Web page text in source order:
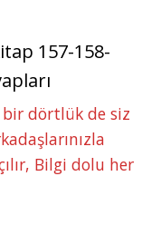
157-158-
bir dörtlük de siz
Bilgi dolu her